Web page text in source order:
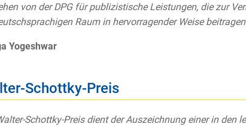
von der DPG für publizistische Leistungen, die zur
Raum in hervorragender Weise
Yogeshwar
Schottky-Preis
Schottky-Preis dient der Auszeichnung einer in